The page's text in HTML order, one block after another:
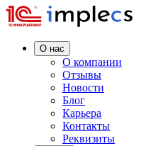
О нас
О компании
Отзывы
Новости
Блог
Карьера
Контакты
Реквизиты